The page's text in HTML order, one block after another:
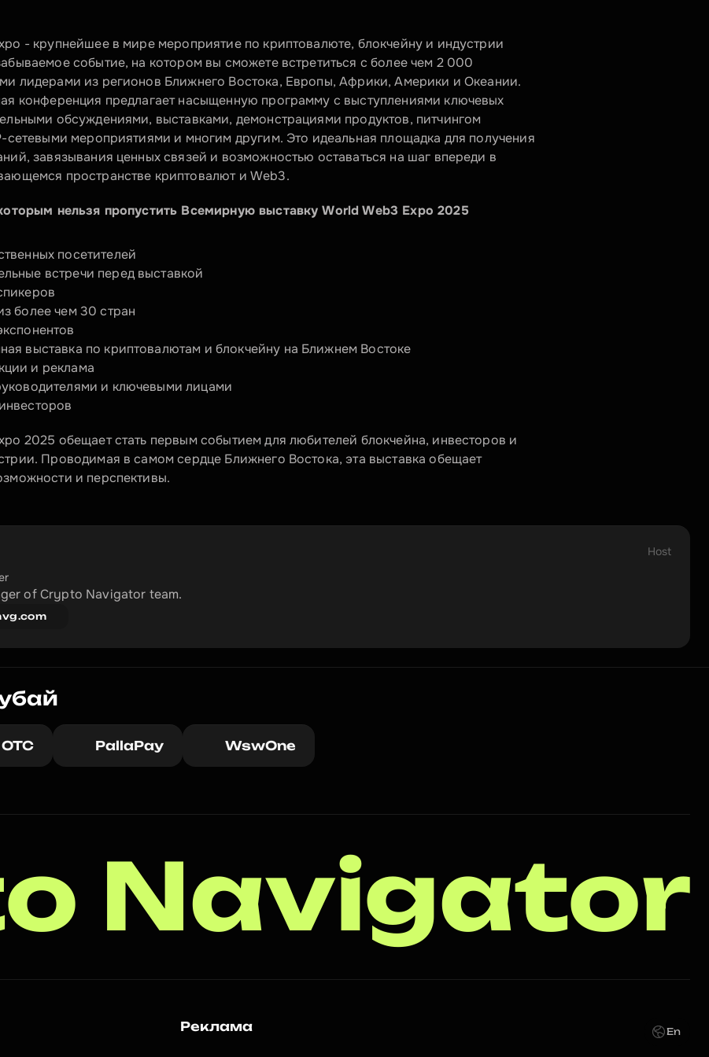
- крупнейшее в мире мероприятие по криптовалюте, блокчейну и индустрии
событие, на котором вы сможете встретиться с более чем 2 000
лидерами из регионов Ближнего Востока, Европы, Африки, Америки и Океании.
конференция предлагает насыщенную программу с выступлениями ключевых
обсуждениями, выставками, демонстрациями продуктов, питчингом
сетевыми мероприятиями и многим другим. Это идеальная площадка для получения
завязывания ценных связей и возможностью оставаться на шаг впереди в
пространстве криптовалют и Web3.
нельзя пропустить Всемирную выставку World Web3 Expo 2025
посетителей
встречи перед выставкой
более чем 30 стран
выставка по криптовалютам и блокчейну на Ближнем Востоке
и реклама
и ключевыми лицами
2025 обещает стать первым событием для любителей блокчейна, инвесторов и
Проводимая в самом сердце Ближнего Востока, эта выставка обещает
и перспективы.
Host
of Crypto Navigator team.
PallaPay WswOne
Navigator
Реклама En